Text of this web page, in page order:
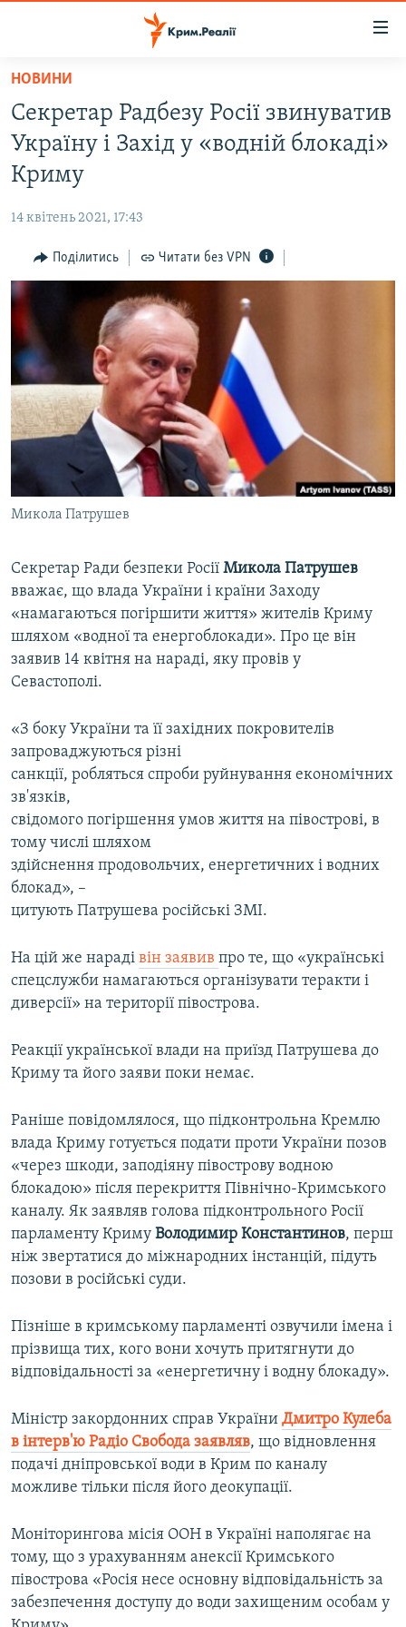
Перейти
основного
матеріалу
Перейти
до
основної
Перейти
до
пошуку
ВОДА.КРИМ
ВІДЕО ТА ФОТО
БЛОГИ
ПОГЛЯД
ІНТЕРВ'Ю
ВСЕ ЗА ДЕНЬ
СПЕЦПРОЕКТИ
ДЕПОРТАЦІЯ
ВІДЕОУРОКИ «ELIFBE»
СВІДЧЕННЯ ОКУПАЦІЇ
УКРАЇНСЬКА ПРОБЛЕМА КРИМУ
ІНФОГРАФІКА
ЯК ОБІЙТИ БЛОКУВАННЯ
Русский
Qırımtatar
ДОЛУЧАЙСЯ!
Усі сайти RFE/RL
НОВИНИ
Секретар Радбезу Росії звинуватив
Україну і Захід у «водній блокаді»
Криму
14 квітень 2021, 17:43
Поділитись Читати без VPN
Микола Патрушев
Секретар Ради безпеки Росії Микола Патрушев
вважає, що влада України і країни Заходу
«намагаються погіршити життя» жителів Криму
шляхом «водної та енергоблокади». Про це він
заявив 14 квітня на нараді, яку провів у
Севастополі.
«З боку України та її західних покровителів
запроваджуються різні
санкції, робляться спроби руйнування економічних
зв'язків,
свідомого погіршення умов життя на півострові, в
тому числі шляхом
здійснення продовольчих, енергетичних і водних
блокад», –
цитують Патрушева російські ЗМІ.
На цій же нараді він заявив про те, що «українські
спецслужби намагаються організувати теракти і
диверсії» на території півострова.
Реакції української влади на приїзд Патрушева до
Криму та його заяви поки немає.
Раніше повідомлялося, що підконтрольна Кремлю
влада Криму готується подати проти України позов
«через шкоди, заподіяну півострову водною
блокадою» після перекриття Північно-Кримського
каналу. Як заявляв голова підконтрольного Росії
парламенту Криму Володимир Константинов, перш
ніж звертатися до міжнародних інстанцій, підуть
позови в російські суди.
Пізніше в кримському парламенті озвучили імена і
прізвища тих, кого вони хочуть притягнути до
відповідальності за «енергетичну і водну блокаду».
Міністр закордонних справ України Дмитро Кулеба
в інтерв'ю Радіо Свобода заявляв, що відновлення
подачі дніпровської води в Крим по каналу
можливе тільки після його деокупації.
Моніторингова місія ООН в Україні наполягає на
тому, що з урахуванням анексії Кримського
півострова «Росія несе основну відповідальність за
забезпечення доступу до води захищеним особам у